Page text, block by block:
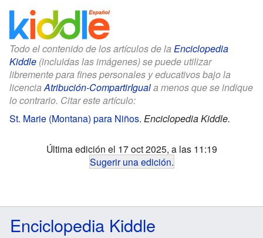
Todo el contenido de los artículos de la Enciclopedia
Kiddle (incluidas las imágenes) se puede utilizar
libremente para fines personales y educativos bajo la
licenciaAtribución-CompartirIguala menos que se indique
lo contrario. Citar este artículo:
St. Marie (Montana) para Niños. Enciclopedia Kiddle.
Última edición el 17 oct 2025, a las 11:19
Sugerir una edición.
Enciclopedia Kiddle